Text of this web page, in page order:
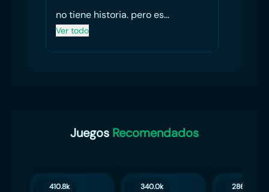
no tiene historia. pero es
intratenido
Ver todo
Juegos Recomendados
410.8k 340.0k 286.3k